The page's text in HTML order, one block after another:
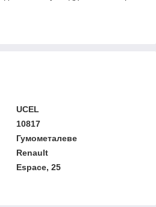
UCEL
10817
Гумометалеве
Renault
Espace, 25